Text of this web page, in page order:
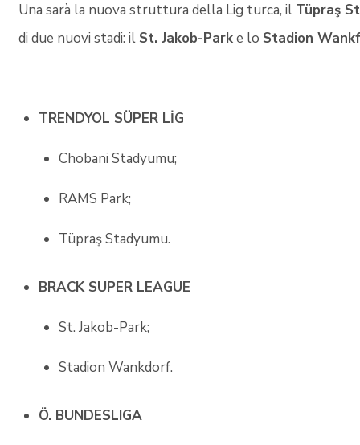
Una sarà la nuova struttura della Lig turca, il Tüpraş
di due nuovi stadi: il St. Jakob-Parke lo Stadion
TRENDYOL SÜPER LİG
Chobani Stadyumu;
RAMS Park;
Tüpraş Stadyumu.
BRACK SUPER LEAGUE
St. Jakob-Park;
Stadion Wankdorf.
Ö. BUNDESLIGA